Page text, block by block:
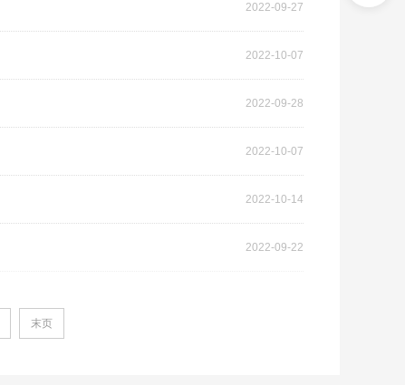
2022-09-27
2022-10-07
2022-09-28
2022-10-07
2022-10-14
2022-09-22
末页